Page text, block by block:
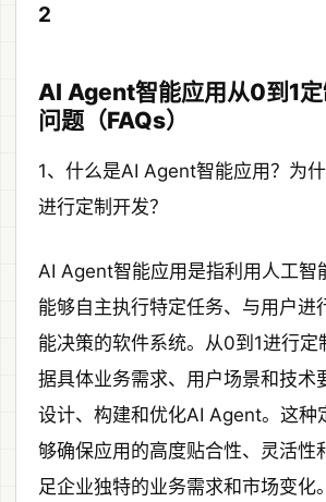
2
AI Agent智能应用从0到1
问题（FAQs）
1、什么是AI Agent智能应用？为
进行定制开发？
AI Agent智能应用是指利用人工智
能够自主执行特定任务、与用户进
能决策的软件系统。从0到1进行定
据具体业务需求、用户场景和技术
设计、构建和优化AI Agent。这种
够确保应用的高度贴合性、灵活性
足企业独特的业务需求和市场变化。